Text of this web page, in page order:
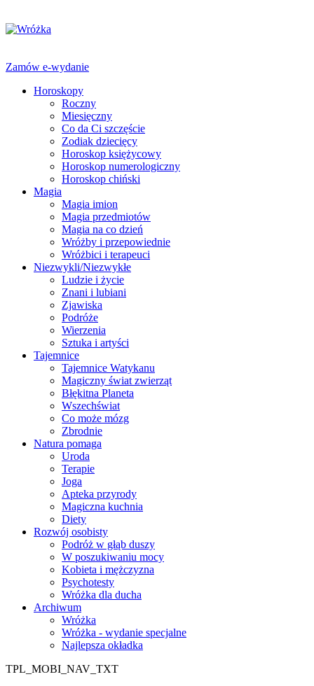
Zamów e-wydanie
Horoskopy
Roczny
Miesięczny
Co da Ci szczęście
Zodiak dziecięcy
Horoskop księżycowy
Horoskop numerologiczny
Horoskop chiński
Magia
Magia imion
Magia przedmiotów
Magia na co dzień
Wróżby i przepowiednie
Wróżbici i terapeuci
Niezwykli/Niezwykłe
Ludzie i życie
Znani i lubiani
Zjawiska
Podróże
Wierzenia
Sztuka i artyści
Tajemnice
Tajemnice Watykanu
Magiczny świat zwierząt
Błękitna Planeta
Wszechświat
Co może mózg
Zbrodnie
Natura pomaga
Uroda
Terapie
Joga
Apteka przyrody
Magiczna kuchnia
Diety
Rozwój osobisty
Podróż w głąb duszy
W poszukiwaniu mocy
Kobieta i mężczyzna
Psychotesty
Wróżka dla ducha
Archiwum
Wróżka
Wróżka - wydanie specjalne
Najlepsza okładka
TPL_MOBI_NAV_TXT